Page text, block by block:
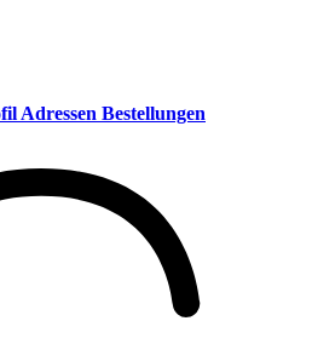
Adressen Bestellungen